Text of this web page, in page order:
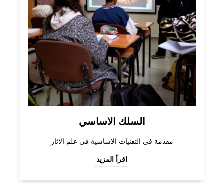
السلك الاساسي
مقدمة في التقنيات الاساسية في علم الاثار
اقرأ المزيد